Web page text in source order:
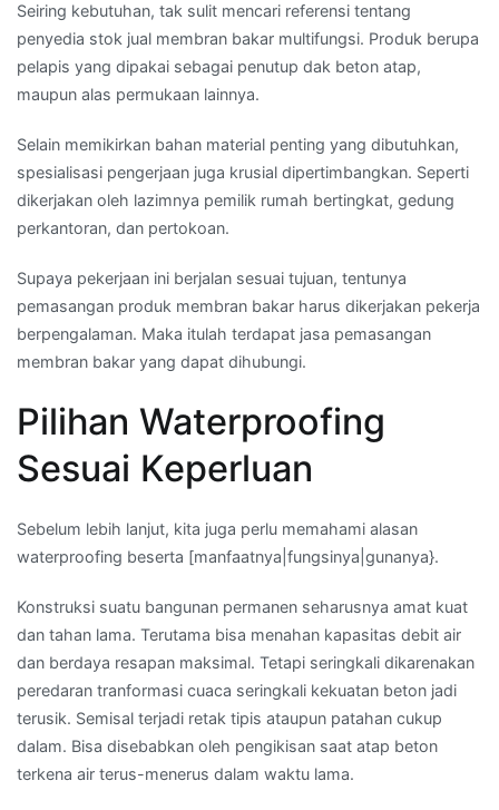
Seiring kebutuhan, tak sulit mencari referensi tentang
penyedia stok jual membran bakar multifungsi. Produk berupa
pelapis yang dipakai sebagai penutup dak beton atap,
maupun alas permukaan lainnya.
Selain memikirkan bahan material penting yang dibutuhkan,
spesialisasi pengerjaan juga krusial dipertimbangkan. Seperti
dikerjakan oleh lazimnya pemilik rumah bertingkat, gedung
perkantoran, dan pertokoan.
Supaya pekerjaan ini berjalan sesuai tujuan, tentunya
pemasangan produk membran bakar harus dikerjakan pekerja
berpengalaman. Maka itulah terdapat jasa pemasangan
membran bakar yang dapat dihubungi.
Pilihan Waterproofing
Sesuai Keperluan
Sebelum lebih lanjut, kita juga perlu memahami alasan
waterproofing beserta [manfaatnya|fungsinya|gunanya}.
Konstruksi suatu bangunan permanen seharusnya amat kuat
dan tahan lama. Terutama bisa menahan kapasitas debit air
dan berdaya resapan maksimal. Tetapi seringkali dikarenakan
peredaran tranformasi cuaca seringkali kekuatan beton jadi
terusik. Semisal terjadi retak tipis ataupun patahan cukup
dalam. Bisa disebabkan oleh pengikisan saat atap beton
terkena air terus-menerus dalam waktu lama.